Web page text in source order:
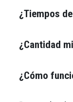
¿Tiempos
¿Cantidad
¿Cómo